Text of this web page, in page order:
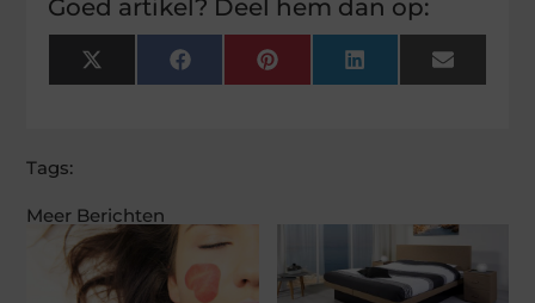
Meer Berichten
Goed artikel? Deel hem dan op:
X
(Twitter)
FacebookPinterest LinkedIn Email
Tags: